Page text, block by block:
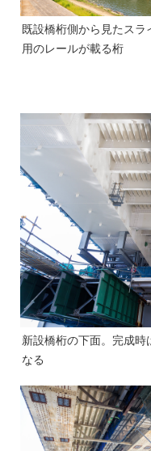
既設橋桁側から見たスラ
用のレールが載る桁
新設橋桁の下面。完成時
なる